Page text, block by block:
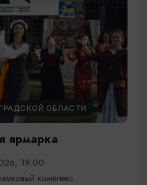
ОБЛАСТИ
ярмарка
19:00
комплекс